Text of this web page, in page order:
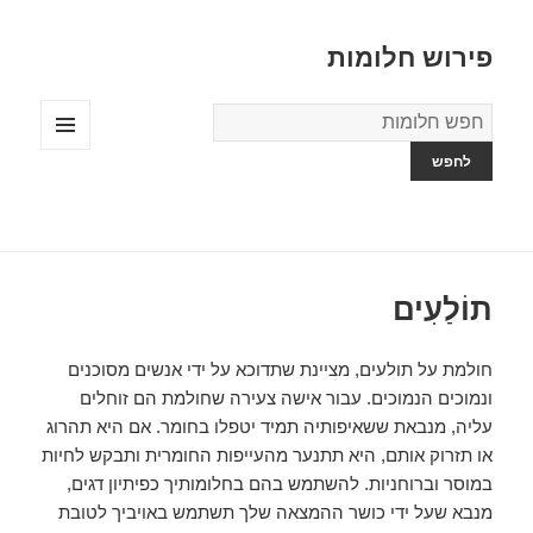
פירוש חלומות
מילון
החלומות
תוֹלַעִים
חולמת על תולעים, מציינת שתדוכא על ידי אנשים מסוכנים
ונמוכים הנמוכים. עבור אישה צעירה שחולמת הם זוחלים
עליה, מנבאת ששאיפותיה תמיד יטפלו בחומר. אם היא תהרוג
או תזרוק אותם, היא תתנער מהעייפות החומרית ותבקש לחיות
במוסר וברוחניות. להשתמש בהם בחלומותיך כפיתיון דגים,
מנבא שעל ידי כושר ההמצאה שלך תשתמש באויביך לטובת